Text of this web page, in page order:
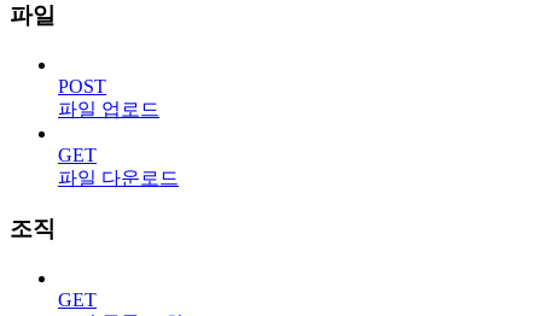
파일
POST
파일 업로드
GET
파일 다운로드
조직
GET